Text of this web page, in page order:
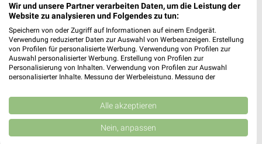
Fressnapf Berlin Müllerstraße Berlin-Wedding
Müllerstraße 10-11
13353 Berlin-Wedding
Heute 09:00 - 18:00 Uhr | Geschlossen
3,54 km • Angebote: 1 Prospekt
❯
DAS FUTTERHAUS Falkensee
Spandauer Straße 112
14612 Falkensee
Wir und unsere Partner verarbeiten Daten, um die Leistung der
Website zu analysieren und Folgendes zu tun:
Speichern von oder Zugriff auf Informationen auf einem Endgerät.
Verwendung reduzierter Daten zur Auswahl von Werbeanzeigen. Erstellung
von Profilen für personalisierte Werbung. Verwendung von Profilen zur
Auswahl personalisierter Werbung. Erstellung von Profilen zur
Personalisierung von Inhalten. Verwendung von Profilen zur Auswahl
personalisierter Inhalte. Messung der Werbeleistung. Messung der
Kombinationen von Daten aus verschiedenen Quellen. Entwicklung und
Verbesserung der Angebote. Verwendung reduzierter Daten zur Auswahl
von Inhalten.
Daten können außerhalb der Europäischen Union weitergegeben und in die
Alle akzeptieren
Nein, anpassen